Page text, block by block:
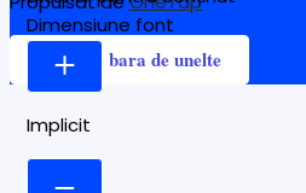
Ascunde bara de unelte
Dimensiune font
Implicit